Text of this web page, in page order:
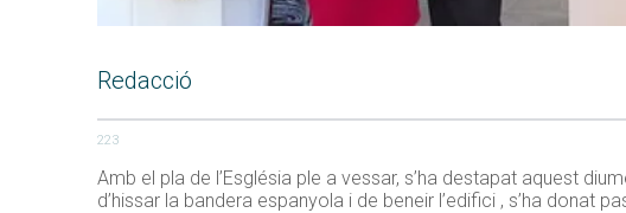
Redacció
223
Amb el pla de l’Església ple a vessar, s’ha destapat aquest
d’hissar la bandera espanyola i de beneir l’edifici , s’ha donat